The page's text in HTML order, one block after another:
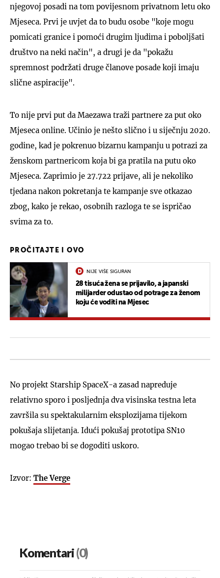
njegovoj posadi na tom povijesnom privatnom letu oko
Mjeseca. Prvi je uvjet da to budu osobe "koje mogu
pomicati granice i pomoći drugim ljudima i poboljšati
društvo na neki način", a drugi je da "pokažu
spremnost podržati druge članove posade koji imaju
slične aspiracije".
To nije prvi put da Maezawa traži partnere za put oko
Mjeseca online. Učinio je nešto slično i u siječnju 2020.
godine, kad je pokrenuo bizarnu kampanju u potrazi za
ženskom partnericom koja bi ga pratila na putu oko
Mjeseca. Zaprimio je 27.722 prijave, ali je nekoliko
tjedana nakon pokretanja te kampanje sve otkazao
zbog, kako je rekao, osobnih razloga te se ispričao
svima za to.
PROČITAJTE I OVO
NIJE VIŠE SIGURAN
28 tisuća žena se prijavilo, a japanski
milijarder odustao od potrage za ženom
koju će voditi na Mjesec
No projekt Starship SpaceX-a zasad napreduje
relativno sporo i posljednja dva visinska testna leta
završila su spektakularnim eksplozijama tijekom
pokušaja slijetanja. Idući pokušaj prototipa SN10
mogao trebao bi se dogoditi uskoro.
Izvor: The Verge
Komentari(0)